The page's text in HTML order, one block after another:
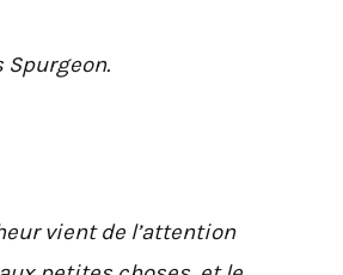
Spurgeon.
vient de l’attention